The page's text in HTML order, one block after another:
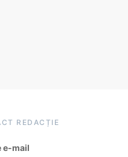
REDACȚIE
e-mail